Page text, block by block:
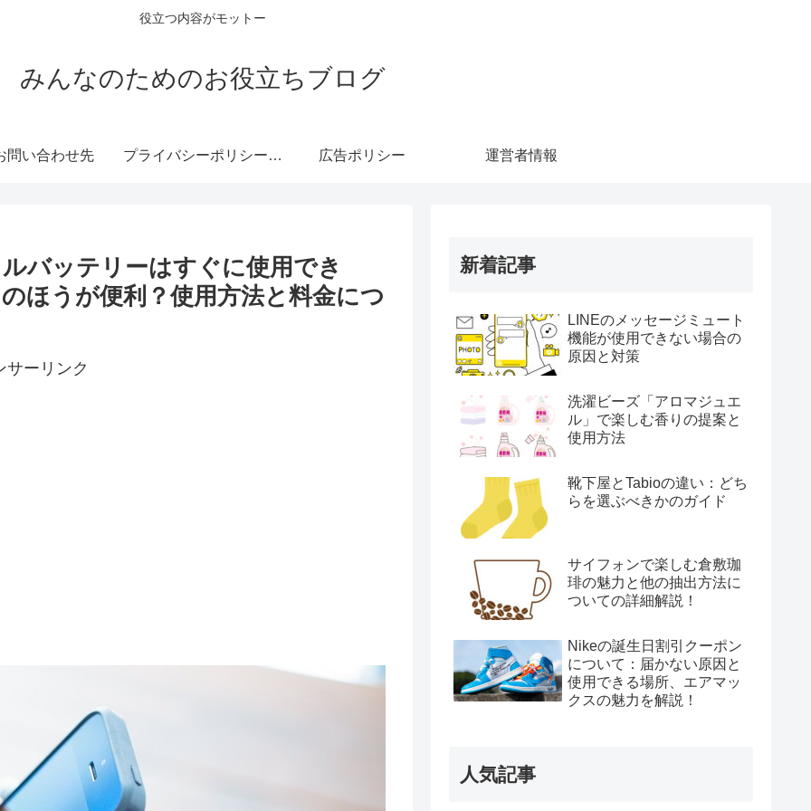
役立つ内容がモットー
みんなのためのお役立ちブログ
問い合わせ先 プライバシーポリシー・免責事項 広告ポリシー 運営者情報
バッテリーはすぐに使用でき
ほうが便利？使用方法と料金につ
サーリンク
新着記事
LINEのメッセージミュート
機能が使用できない場合の
原因と対策
洗濯ビーズ「アロマジュエ
ル」で楽しむ香りの提案と
使用方法
靴下屋とTabioの違い：どち
らを選ぶべきかのガイド
サイフォンで楽しむ倉敷珈
琲の魅力と他の抽出方法に
ついての詳細解説！
Nikeの誕生日割引クーポン
について：届かない原因と
使用できる場所、エアマッ
クスの魅力を解説！
人気記事